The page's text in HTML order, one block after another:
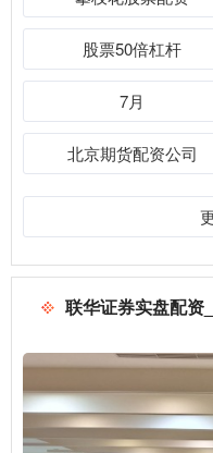
股票50倍杠杆
7月
北京期货配资公司
联华证券实盘配资